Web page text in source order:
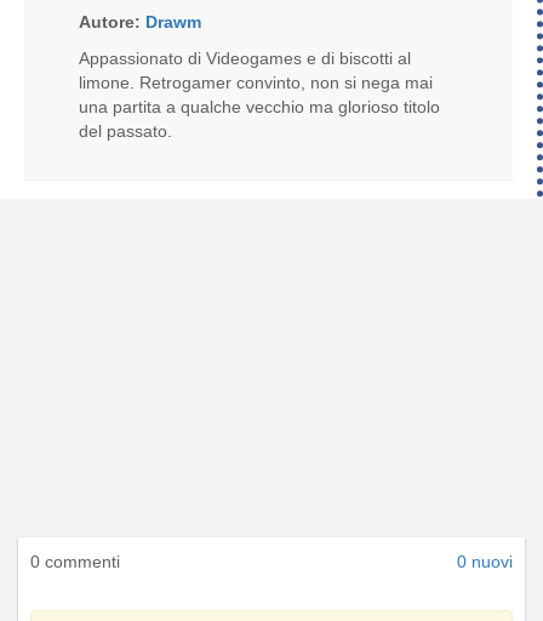
Autore: Drawm
Appassionato di Videogames e di biscotti al
limone. Retrogamer convinto, non si nega mai
una partita a qualche vecchio ma glorioso titolo
del passato.
0 commenti 0 nuovi